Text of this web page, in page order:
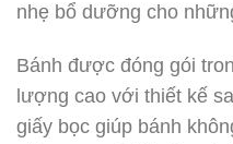
nhẹ bổ dưỡng cho
Bánh được đóng gói
lượng cao với thiết kế
giấy bọc giúp bánh